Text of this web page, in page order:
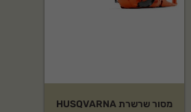
מסור שרשרת HUSQVARNA